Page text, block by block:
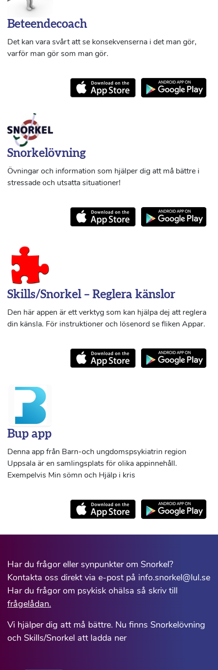
Beteendecoach
Det kan vara svårt att se konsekvenserna i det man gör,
varför man gör som man gör.
Snorkelövning
Övningar och information som hjälper dig att må bättre i
stressade och utsatta situationer!
Skills/Snorkel – Reglera känslor
Den här appen är ett verktyg som kan hjälpa dej att reglera
din känsla. För instruktioner och lösenord se fliken Appar.
Bup app
Denna app från Barn-och ungdomspsykiatrin region
Uppsala är en samlingsplats för olika appinnehåll.
Exempelvis Min sömn och Hjälp i kris
Har du frågor eller synpunkter om Snorkel?
Kontakta oss direkt via e-post på info.snorkel@lul.se
Har du frågor om psykisk ohälsa så skriv till
frågelådan.
Vi hjälper dig att må bättre. Nu finns Snorkelövning
och Skills/Snorkel att ladda ner